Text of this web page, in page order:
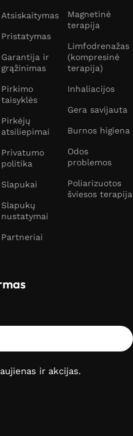
Atsiskaitymas
Pristatymas
Garantija ir
grąžinimas
Pirkimo
taisyklės
Pirkėjų
atsiliepimai
Privatumo
politika
Slapukai
Slapukų
nustatymai
Partneriai
Magnetinė
terapija
Limfodrenažas
(kompresinė
terapija)
Inhaliacijos
Gera savijauta
Burnos higiena
Odos
problemos
Poliarizuotos
šviesos terapija
ir akcijas.